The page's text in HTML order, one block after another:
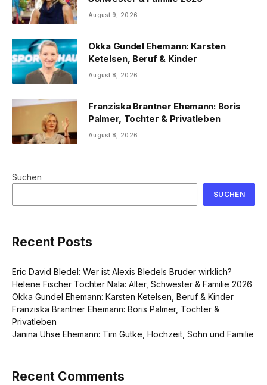
August 9, 2026
Okka Gundel Ehemann: Karsten
Ketelsen, Beruf & Kinder
August 8, 2026
Franziska Brantner Ehemann: Boris
Palmer, Tochter & Privatleben
August 8, 2026
Suchen
SUCHEN
Recent Posts
Eric David Bledel: Wer ist Alexis Bledels Bruder wirklich?
Helene Fischer Tochter Nala: Alter, Schwester & Familie 2026
Okka Gundel Ehemann: Karsten Ketelsen, Beruf & Kinder
Franziska Brantner Ehemann: Boris Palmer, Tochter &
Privatleben
Janina Uhse Ehemann: Tim Gutke, Hochzeit, Sohn und Familie
Recent Comments